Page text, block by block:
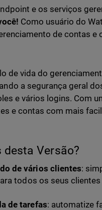
e os serviços
Como usuário do
de contas e
de vida do
a segurança geral
e vários logins. Com
e contas com mais
desta Versão?
de vários clientes:
todos os seus
de tarefas: automatize